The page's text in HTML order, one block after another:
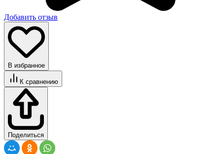
Добавить отзыв
В избранное
К сравнению
Поделиться